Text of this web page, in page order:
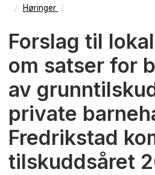
Høringer
Forslag til
om satser for
av
private
Fredrikstad
tilskuddsåret